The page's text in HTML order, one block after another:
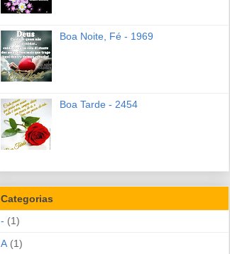
Boa Noite, Fé - 1969
Boa Tarde - 2454
Categorias
- (1)
A (1)